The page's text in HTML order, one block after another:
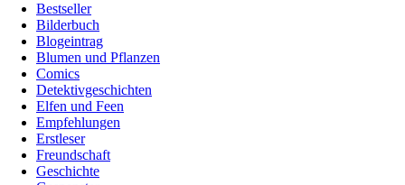
Bestseller
Bilderbuch
Blogeintrag
Blumen und Pflanzen
Comics
Detektivgeschichten
Elfen und Feen
Empfehlungen
Erstleser
Freundschaft
Geschichte